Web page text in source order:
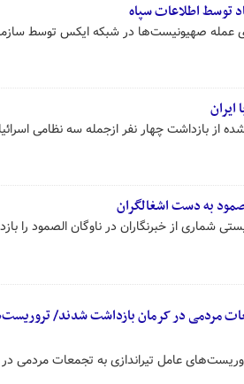
توسط اطلاعات سپاه
عمله صهیونیست‌ها در شبکه ایکس توسط
از بازداشت چهار نفر ازجمله سه نظامی
به دست اشغالگران
شماری از خبرنگاران در ناوگان الصمود را
مردمی در کرمان بازداشت شدند/
عامل تیراندازی به تجمعات مردمی